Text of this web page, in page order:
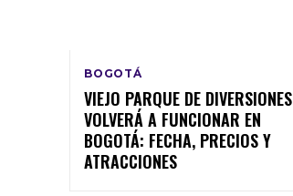
BOGOTÁ
VIEJO PARQUE DE DIVERSIONES
VOLVERÁ A FUNCIONAR EN
BOGOTÁ: FECHA, PRECIOS Y
ATRACCIONES